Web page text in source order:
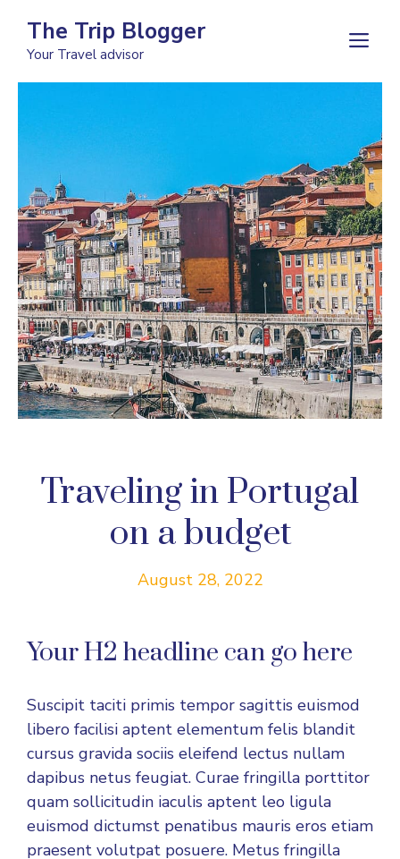
content
The Trip Blogger
Your Travel advisor
Traveling in Portugal
on a budget
August 28, 2022
Your H2 headline can go here
Suscipit taciti primis tempor sagittis euismod
libero facilisi aptent elementum felis blandit
cursus gravida sociis eleifend lectus nullam
dapibus netus feugiat. Curae fringilla porttitor
quam sollicitudin iaculis aptent leo ligula
euismod dictumst penatibus mauris eros etiam
praesent volutpat posuere. Metus fringilla